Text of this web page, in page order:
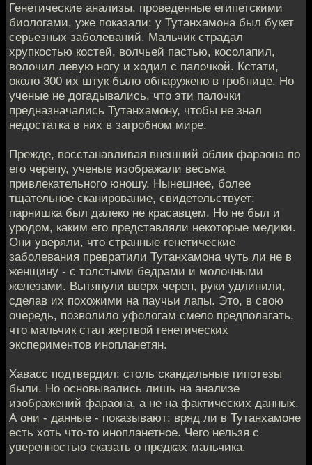
Генетические анализы, проведенные египетскими
биологами, уже показали: у Тутанхамона был букет
серьезных заболеваний. Мальчик страдал
хрупкостью костей, волчьей пастью, косолапил,
волочил левую ногу и ходил с палочкой. Кстати,
около 300 их штук было обнаружено в гробнице. Но
ученые не догадывались, что эти палочки
предназначались Тутанхамону, чтобы не знал
недостатка в них в загробном мире.
Прежде, восстанавливая внешний облик фараона по
его черепу, ученые изображали весьма
привлекательного юношу. Нынешнее, более
тщательное сканирование, свидетельствует:
парнишка был далеко не красавцем. Но не был и
уродом, каким его представляли некоторые медики.
Они уверяли, что странные генетические
заболевания превратили Тутанхамона чуть ли не в
женщину - с толстыми бедрами и молочными
железами. Вытянули вверх череп, руки удлинили,
сделав их похожими на паучьи лапы. Это, в свою
очередь, позволило уфологам смело предполагать,
что мальчик стал жертвой генетических
экспериментов инопланетян.
Хавасс подтвердил: столь скандальные гипотезы
были. Но основывались лишь на анализе
изображений фараона, а не на фактических данных.
А они - данные - показывают: вряд ли в Тутанхамоне
есть хоть что-то инопланетное. Чего нельзя с
уверенностью сказать о предках мальчика.